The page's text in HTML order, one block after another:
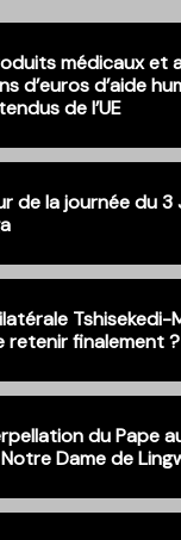
médicaux et
d’euros d’aide
de l’UE
de la journée du 3
Tshisekedi-
retenir finalement ?
du Pape
Dame de